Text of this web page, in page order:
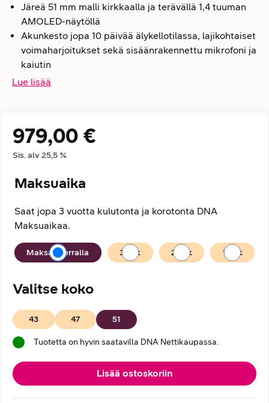
Järeä 51 mm malli kirkkaalla ja terävällä 1,4 tuuman
AMOLED-näytöllä
Akunkesto jopa 10 päivää älykellotilassa, lajikohtaiset
voimaharjoitukset sekä sisäänrakennettu mikrofoni ja
kaiutin
Lue lisää
Hintatiedot
979,00 €
Sis. alv25,5 %
Maksuaika
Saat jopa 3 vuotta kulutonta ja korotonta DNA
Maksuaikaa.
Maksuaika
Maksan kerralla 36 kk 24 kk 12 kk
Valitse koko
43 47 51
Tuotetta on hyvin saatavilla DNA Nettikaupassa.
Lisää ostoskoriin